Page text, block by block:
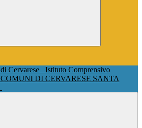
Istituto Comprensivo
COMUNI DI CERVARESE SANTA